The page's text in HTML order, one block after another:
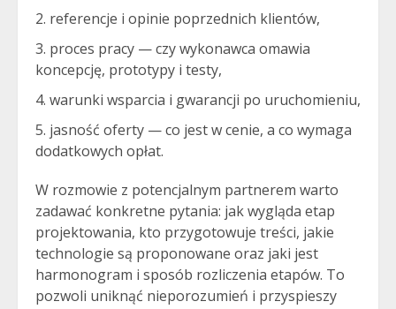
referencje i opinie poprzednich klientów,
proces pracy — czy wykonawca omawia
koncepcję, prototypy i testy,
warunki wsparcia i gwarancji po uruchomieniu,
jasność oferty — co jest w cenie, a co wymaga
dodatkowych opłat.
W rozmowie z potencjalnym partnerem warto
zadawać konkretne pytania: jak wygląda etap
projektowania, kto przygotowuje treści, jakie
technologie są proponowane oraz jaki jest
harmonogram i sposób rozliczenia etapów. To
pozwoli uniknąć nieporozumień i przyspieszy